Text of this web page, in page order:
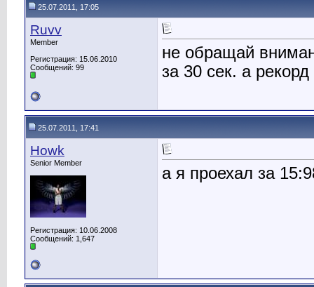
25.07.2011, 17:05
Ruvv
Member
Регистрация: 15.06.2010
Сообщений: 99
не обращай
за 30 сек. а
25.07.2011, 17:41
Howk
Senior Member
Регистрация: 10.06.2008
Сообщений: 1,647
а я проехал за